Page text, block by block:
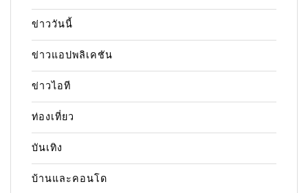
ข่าววันนี้
ข่าวแอปพลิเคชัน
ข่าวไอที
ท่องเที่ยว
บันเทิง
บ้านและคอนโด